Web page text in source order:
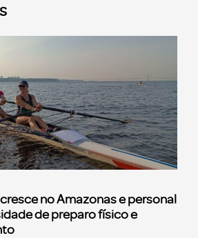
no Amazonas e personal
de preparo físico e